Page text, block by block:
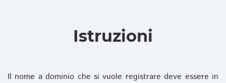
Istruzioni
Il nome a dominio che si vuole registrare deve essere in